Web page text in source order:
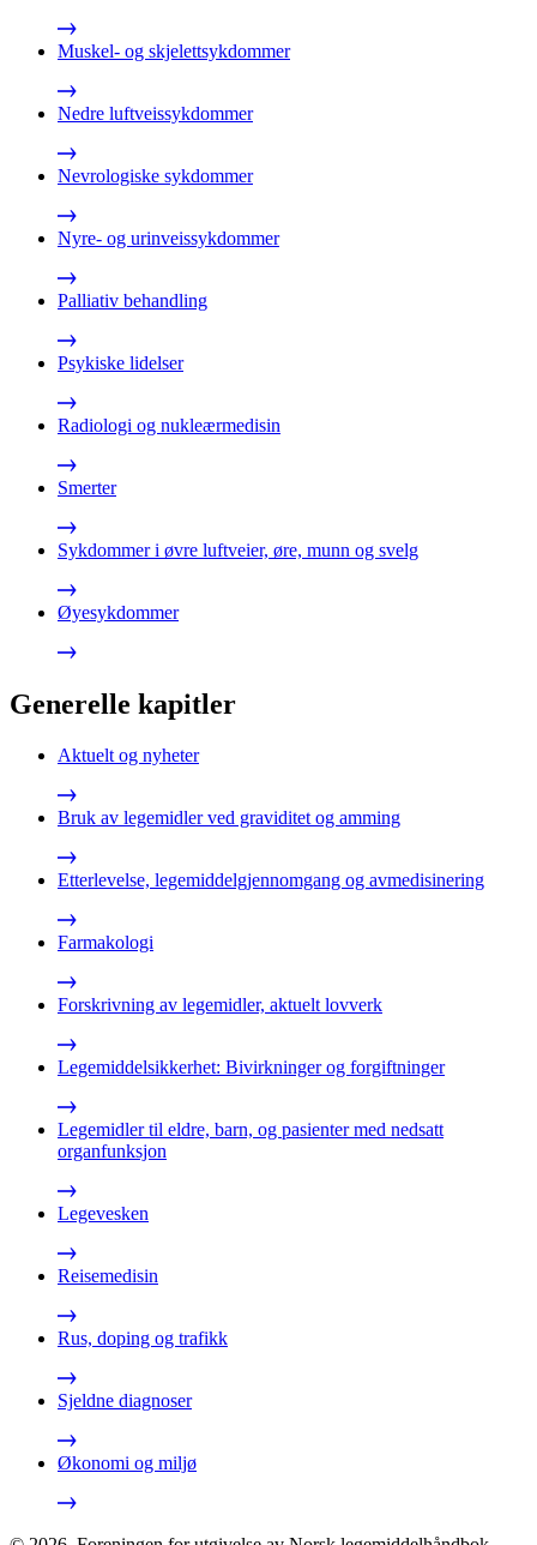
Muskel- og skjelettsykdommer
Nedre luftveissykdommer
Nevrologiske sykdommer
Nyre- og urinveissykdommer
Palliativ behandling
Psykiske lidelser
Radiologi og nukleærmedisin
Smerter
Sykdommer i øvre luftveier, øre, munn og svelg
Øyesykdommer
Generelle kapitler
Aktuelt og nyheter
Bruk av legemidler ved graviditet og amming
Etterlevelse, legemiddelgjennomgang og avmedisinering
Farmakologi
Forskrivning av legemidler, aktuelt lovverk
Legemiddelsikkerhet: Bivirkninger og forgiftninger
Legemidler til eldre, barn, og pasienter med nedsatt
organfunksjon
Legevesken
Reisemedisin
Rus, doping og trafikk
Sjeldne diagnoser
Økonomi og miljø